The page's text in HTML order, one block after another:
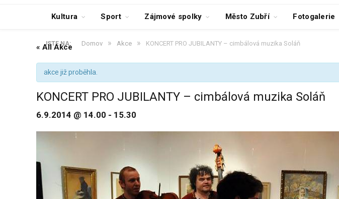
Kultura Sport Zájmové spolky Město Zubří Fotogalerie
JSTE NA: Domov » Akce » KONCERT PRO JUBILANTY – cimbálová muzika Soláň
« All Akce
akce již proběhla.
KONCERT PRO JUBILANTY – cimbálová muzika Soláň
6.9.2014 @ 14.00 - 15.30